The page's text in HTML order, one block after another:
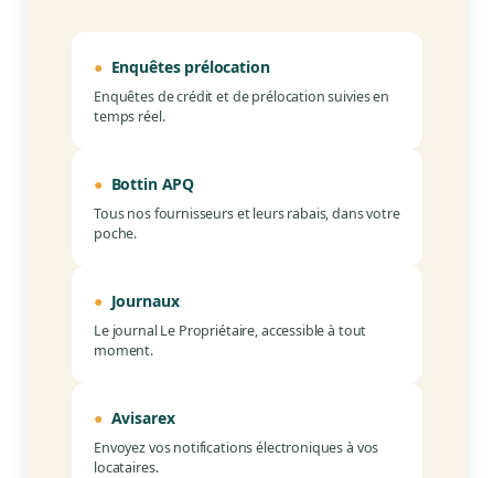
●Enquêtes prélocation
Enquêtes de crédit et de prélocation suivies en
temps réel.
●Bottin APQ
Tous nos fournisseurs et leurs rabais, dans votre
poche.
●Journaux
Le journal Le Propriétaire, accessible à tout
moment.
●Avisarex
Envoyez vos notifications électroniques à vos
locataires.